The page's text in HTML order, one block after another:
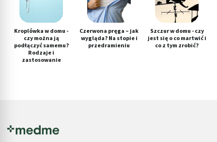
Kroplówka w domu -
czy można ją
podłączyć samemu?
Rodzaje i
zastosowanie
Czerwona pręga – jak
wygląda? Na stopie i
przedramieniu
Szczur w domu - czy
jest się o co martwić i
co z tym zrobić?